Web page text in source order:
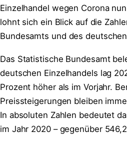
Einzelhandel wegen Corona
lohnt sich ein Blick auf die
Bundesamts und des
Das Statistische Bundesamt
deutschen Einzelhandels lag
Prozent höher als im Vorjahr.
Preissteigerungen bleiben
In absoluten Zahlen bedeutet
im Jahr 2020 – gegenüber